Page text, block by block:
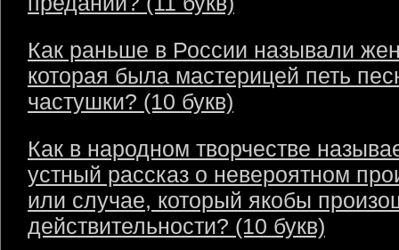
Как раньше в России называли
которая была мастерицей петь
частушки? (10 букв)
Как в народном творчестве
устный рассказ о невероятном
или случае, который якобы
действительности? (10 букв)